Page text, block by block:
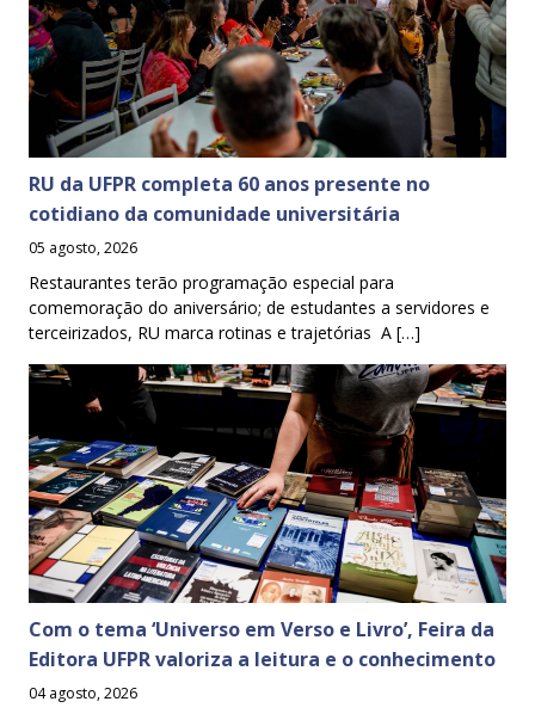
RU da UFPR completa 60 anos presente no
cotidiano da comunidade universitária
05 agosto, 2026
Restaurantes terão programação especial para
comemoração do aniversário; de estudantes a servidores e
terceirizados, RU marca rotinas e trajetórias A […]
Com o tema ‘Universo em Verso e Livro’, Feira da
Editora UFPR valoriza a leitura e o conhecimento
04 agosto, 2026